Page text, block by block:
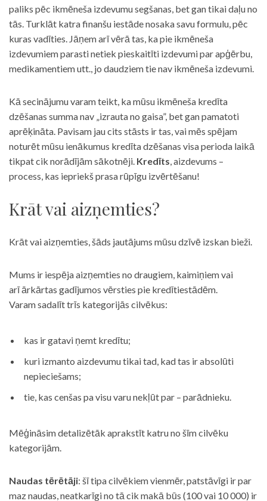
paliks pēc ikmēneša izdevumu segšanas, bet gan tikai daļu no
tās. Turklāt katra finanšu iestāde nosaka savu formulu, pēc
kuras vadīties. Jāņem arī vērā tas, ka pie ikmēneša
izdevumiem parasti netiek pieskaitīti izdevumi par apģērbu,
medikamentiem utt., jo daudziem tie nav ikmēneša izdevumi.
Kā secinājumu varam teikt, ka mūsu ikmēneša kredīta
dzēšanas summa nav „izrauta no gaisa”, bet gan pamatoti
aprēķināta. Pavisam jau cits stāsts ir tas, vai mēs spējam
noturēt mūsu ienākumus kredīta dzēšanas visa perioda laikā
tikpat cik norādījām sākotnēji. Kredīts, aizdevums –
process, kas iepriekš prasa rūpīgu izvērtēšanu!
Krāt vai aizņemties?
Krāt vai aizņemties, šāds jautājums mūsu dzīvē izskan bieži.
Mums ir iespēja aizņemties no draugiem, kaimiņiem vai
arī ārkārtas gadījumos vērsties pie kredītiestādēm.
Varam sadalīt trīs kategorijās cilvēkus:
kas ir gatavi ņemt kredītu;
kuri izmanto aizdevumu tikai tad, kad tas ir absolūti
nepieciešams;
tie, kas cenšas pa visu varu nekļūt par – parādnieku.
Mēģināsim detalizētāk aprakstīt katru no šīm cilvēku
kategorijām.
Naudas tērētāji: šī tipa cilvēkiem vienmēr, patstāvīgi ir par
maz naudas, neatkarīgi no tā cik makā būs (100 vai 10 000) ir